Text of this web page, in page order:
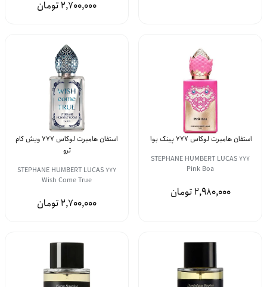
2,700,000
استفان هامبرت لوکاس 777 پینک بوا
STEPHANE HUMBERT LUCAS 777
Pink Boa
2,980,000
استفان هامبرت لوکاس 777 ویش کام
ترو
STEPHANE HUMBERT LUCAS 777
Wish Come True
2,700,000